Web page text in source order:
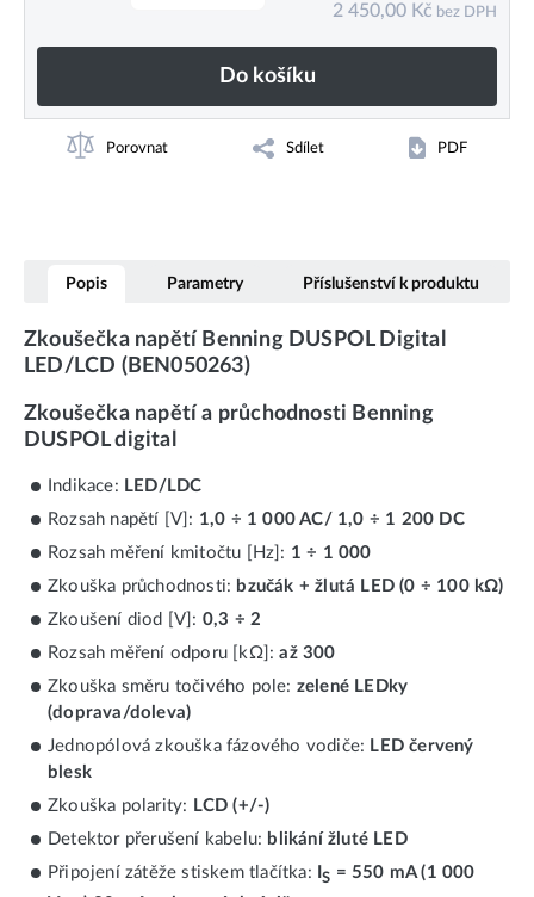
2 450,00 Kč bez DPH
Do košíku
Porovnat Sdílet PDF
Popis Parametry Příslušenství k produktu
Zkoušečka napětí Benning DUSPOL Digital
LED/LCD (BEN050263)
Zkoušečka napětí a průchodnosti Benning
DUSPOL digital
Indikace: LED/LDC
Rozsah napětí [V]: 1,0 ÷ 1 000 AC/ 1,0 ÷ 1 200 DC
Rozsah měření kmitočtu [Hz]: 1 ÷ 1 000
Zkouška průchodnosti: bzučák + žlutá LED (0 ÷ 100 kΩ)
Zkoušení diod [V]: 0,3 ÷ 2
Rozsah měření odporu [kΩ]:až 300
Zkouška směru točivého pole: zelené LEDky
(doprava/doleva)
Jednopólová zkouška fázového vodiče: LED červený
blesk
Zkouška polarity: LCD (+/-)
Detektor přerušení kabelu: blikání žluté LED
Připojení zátěže stiskem tlačítka: IS = 550 mA (1 000